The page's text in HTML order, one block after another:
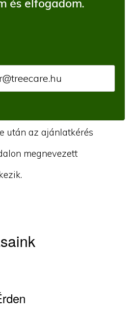
és elfogadom.
után az ajánlatkérés
megnevezett